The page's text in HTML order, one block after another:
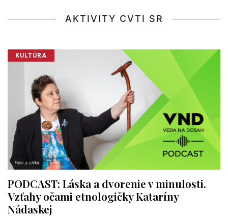
AKTIVITY CVTI SR
KULTÚRA
PODCAST: Láska a dvorenie v minulosti.
Vzťahy očami etnologičky Kataríny
Nádaskej